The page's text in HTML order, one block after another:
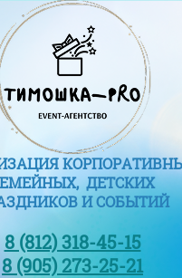
ДЕТСКИХ
И СОБЫТИЙ
8 (812) 318-45-15
8 (905) 273-25-21